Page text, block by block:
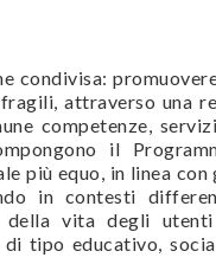
condivisa:
fragili, attraverso una
competenze,
il
più equo, in linea con
in contesti
della vita degli
tipo educativo,